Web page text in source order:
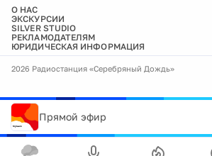
О НАС
ЭКСКУРСИИ
SILVER STUDIO
РЕКЛАМОДАТЕЛЯМ
ЮРИДИЧЕСКАЯ ИНФОРМАЦИЯ
2026 Радиостанция «Серебряный Дождь»
Прямой эфир